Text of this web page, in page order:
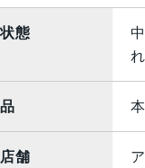
態
舗